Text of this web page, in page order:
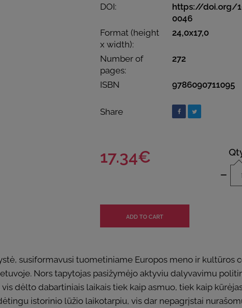
DOI:
https://doi.org/
0046
Format (height
x width):
24,0x17,0
Number of
pages:
272
ISBN 9786090711095
Share
17.34€
-
susiformavusi tuometiniame Europos meno ir kultūros
Nors tapytojas pasižymėjo aktyviu dalyvavimu
dėlto dabartiniais laikais tiek kaip asmuo, tiek kaip
istorinio lūžio laikotarpiu, vis dar nepagrįstai